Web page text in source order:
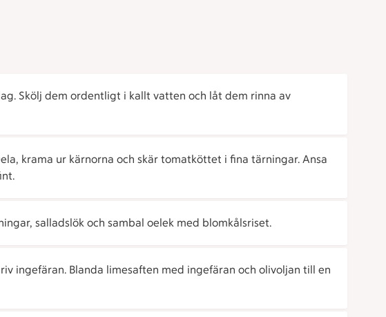
Skölj dem ordentligt i kallt vatten och låt dem rinna av
krama ur kärnorna och skär tomatköttet i fina tärningar. Ansa
salladslök och sambal oelek med blomkålsriset.
riv ingefäran. Blanda limesaften med ingefäran och olivoljan till en